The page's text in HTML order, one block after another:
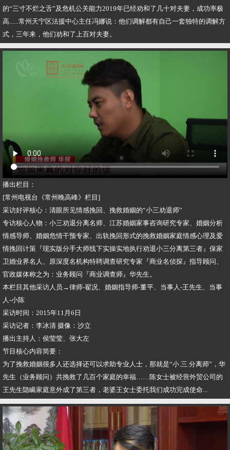
的“三寸不烂之舌”及危机公关能力2019年已经劝和了几十对夫妻，成功率极
高......常州天宁区法援中心主任冯娜说：他们调解都有自己一套独特的调解方
式，三年来，他们劝和了上百对夫妻。
播出栏目：
[常州电视台《常州晚高峰》栏目]
采访好评核心：清眼所见情感挽回、挽救婚姻的“小三劝退师”
专访核心人物：小三劝退分离名师、江苏婚姻家事咨询研究专家、婚姻分析
情感导师、婚姻危情干预专家、出轨挽回形式的挽救婚姻家庭情感心理及爱
情挽回计策『现实版分手大师线下实操实地执行劝退小三分离第三者』保家
卫婚业界名人、原深度名机构特聘调查研究专家『商业名侦探』指导顾问、
官政媒体称之为：业务顾问『商业调查师』华先生。
本栏目其他采访人员→律师-翟况、婚姻指导师-董平、当事人-王先生、当事
人-小陈
采访时间：2015年11月6日
采访记者：李冰清 摄像：沙立
播出主持人：侯莹莹、张大左
节目核心内容简要：
为了挽救婚姻很多人还选择还可以求助专业人士，那就是“小.三.分离师”，华
先生（业务顾问）共挽救了几百个家庭的幸福……陈女士被经营外贸公司的
王先生隐瞒家庭意外成了第三者，老婆王女士委托我们成功完成使命...